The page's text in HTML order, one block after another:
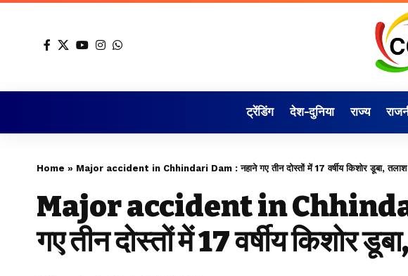
ट्रेंडिंग देश-दुनिया राज्य
Home » Major accident in Chhindari Dam : नहाने गए तीन दोस्तों में 17 वर्षीय किशोर डूबा, तलाश
Major accident in
गए तीन दोस्तों में 17 वर्षीय किशोर